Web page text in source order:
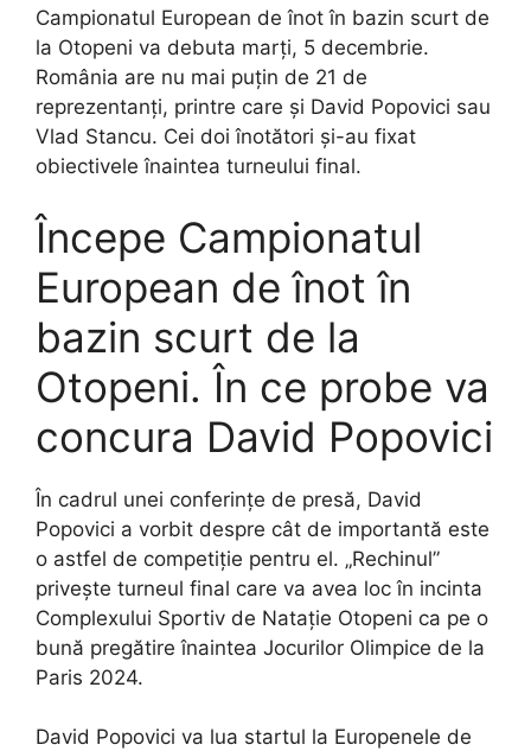
Campionatul European de înot în bazin scurt de
la Otopeni va debuta marți, 5 decembrie.
România are nu mai puțin de 21 de
reprezentanți, printre care și David Popovici sau
Vlad Stancu. Cei doi înotători și-au fixat
obiectivele înaintea turneului final.
Începe Campionatul
European de înot în
bazin scurt de la
Otopeni. În ce probe va
concura David Popovici
În cadrul unei conferințe de presă, David
Popovici a vorbit despre cât de importantă este
o astfel de competiție pentru el. „Rechinul”
privește turneul final care va avea loc în incinta
Complexului Sportiv de Nataţie Otopeni ca pe o
bună pregătire înaintea Jocurilor Olimpice de la
Paris 2024.
David Popovici va lua startul la Europenele de